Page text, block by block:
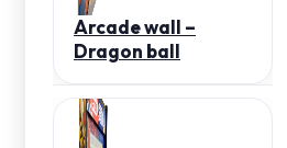
Arcade wall –
Dragon ball